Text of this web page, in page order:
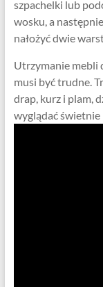
szpachelki lub
wosku, a
nałożyć dwie
Utrzymanie mebli
musi być trudne.
drap, kurz i plam,
wyglądać świetnie